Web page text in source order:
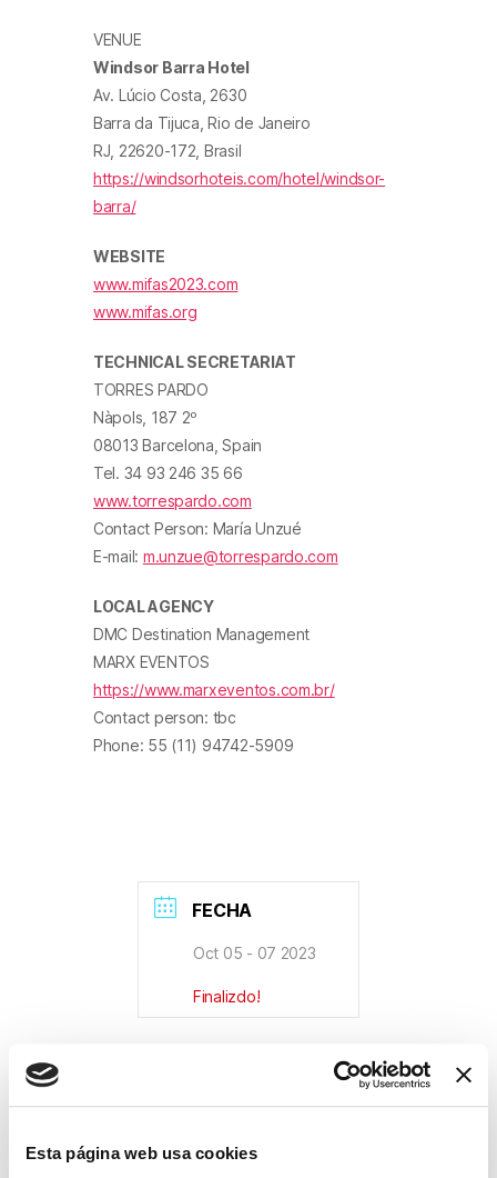
Esta página web usa cookies
VENUE
Windsor Barra Hotel
Av. Lúcio Costa, 2630
Barra da Tijuca, Rio de Janeiro
RJ, 22620-172, Brasil
https://windsorhoteis.com/hotel/windsor-
barra/
WEBSITE
www.mifas2023.com
www.mifas.org
TECHNICAL SECRETARIAT
TORRES PARDO
Nàpols, 187 2º
08013 Barcelona, Spain
Tel. 34 93 246 35 66
www.torrespardo.com
Contact Person: María Unzué
E-mail: m.unzue@torrespardo.com
LOCAL AGENCY
DMC Destination Management
MARX EVENTOS
https://www.marxeventos.com.br/
Contact person: tbc
Phone: 55 (11) 94742-5909
FECHA
Oct 05 - 07 2023
Finalizdo!